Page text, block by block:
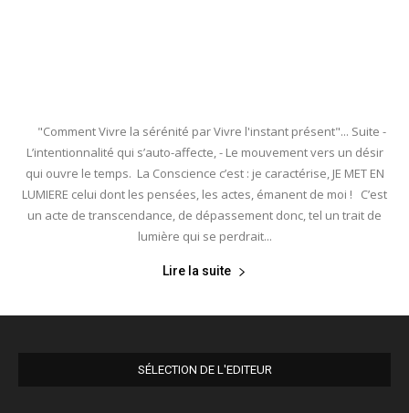
"Comment Vivre la sérénité par Vivre l'instant présent"... Suite -
L’intentionnalité qui s’auto-affecte, - Le mouvement vers un désir
qui ouvre le temps. La Conscience c’est : je caractérise, JE MET EN
LUMIERE celui dont les pensées, les actes, émanent de moi ! C’est
un acte de transcendance, de dépassement donc, tel un trait de
lumière qui se perdrait...
Lire la suite
SÉLECTION DE L'EDITEUR